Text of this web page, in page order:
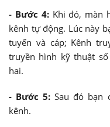
- Bước 4: Khi đó, màn
kênh tự động. Lúc này
tuyến và cáp; Kênh
truyền hình kỹ thuật
hai.
- Bước 5: Sau đó bạn
kênh.